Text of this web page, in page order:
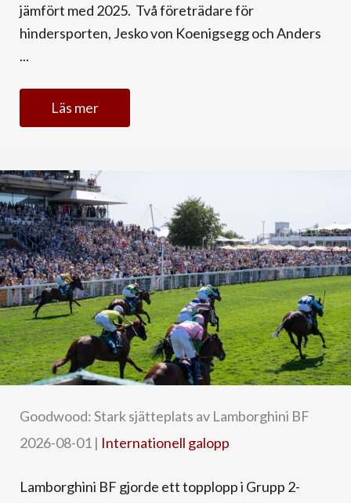
jämfört med 2025. Två företrädare för
hindersporten, Jesko von Koenigsegg och Anders
...
Läs mer
Goodwood: Stark sjätteplats av Lamborghini BF
2026-08-01 | Internationell galopp
Lamborghini BF gjorde ett topplopp i Grupp 2-